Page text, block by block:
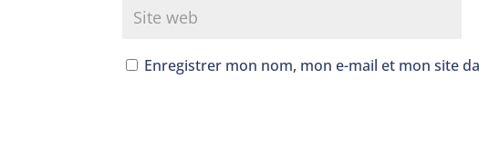
Enregistrer mon nom, mon e-mail et mon site